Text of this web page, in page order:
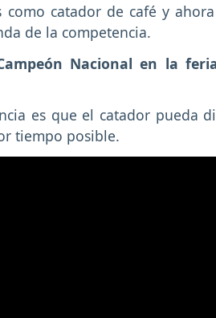
como catador de café y
de la competencia.
Nacional en la
es que el catador pueda
tiempo posible.